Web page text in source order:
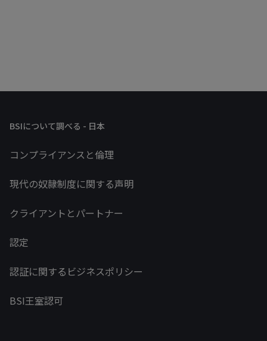
BSIについて調べる - 日本
コンプライアンスと倫理
現代の奴隷制度に関する声明
クライアントとパートナー
認定
認証に関するビジネスポリシー
BSI王室認可